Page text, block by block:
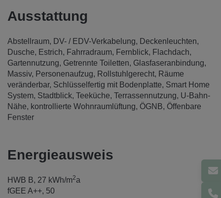
Ausstattung
Abstellraum DV- / EDV-Verkabelung
Deckenleuchten
Dusche
Estrich Fahrradraum Fernblick
Flachdach
Gartennutzung Getrennte Toiletten Glasfaseranbindung
Massiv
Personenaufzug Rollstuhlgerecht
Räume
veränderbar Schlüsselfertig mit Bodenplatte Smart Home
System Stadtblick Teeküche Terrassennutzung U-Bahn-
Nähe
kontrollierte Wohnraumlüftung ÖGNB Öffenbare
Fenster
Energieausweis
HWB B, 27 kWh/m2a
fGEE A++, 50